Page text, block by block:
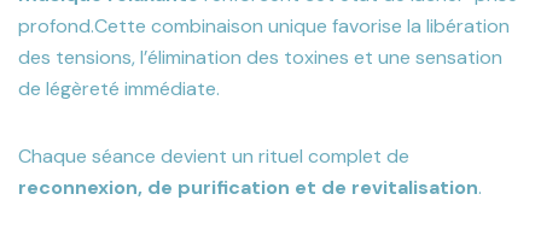
profond.Cette combinaison unique favorise la libération
des tensions, l’élimination des toxines et une sensation
de légèreté immédiate.
Chaque séance devient un rituel complet de
reconnexion, de purification et de revitalisation.